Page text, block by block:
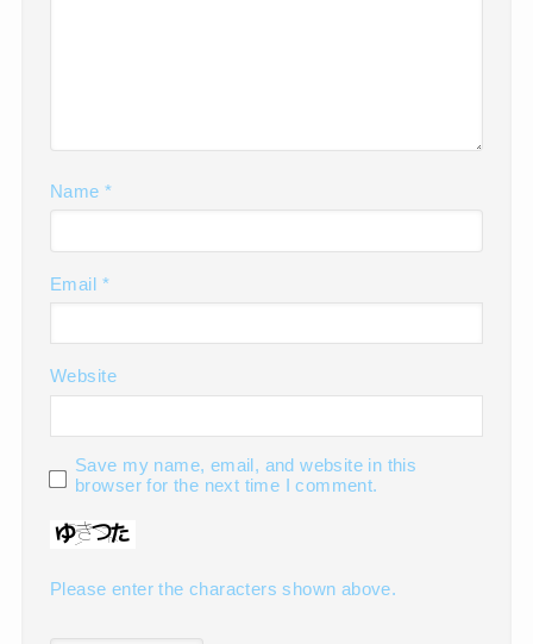
Name*
Email *
Website
Save my name, email, and website in this
browser for the next time I comment.
Please enter the characters shown above.